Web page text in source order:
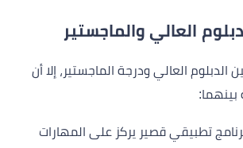
العالي والماجستير
الدبلوم العالي ودرجة الماجستير، إلا أن
تطبيقي قصير يركز على المهارات